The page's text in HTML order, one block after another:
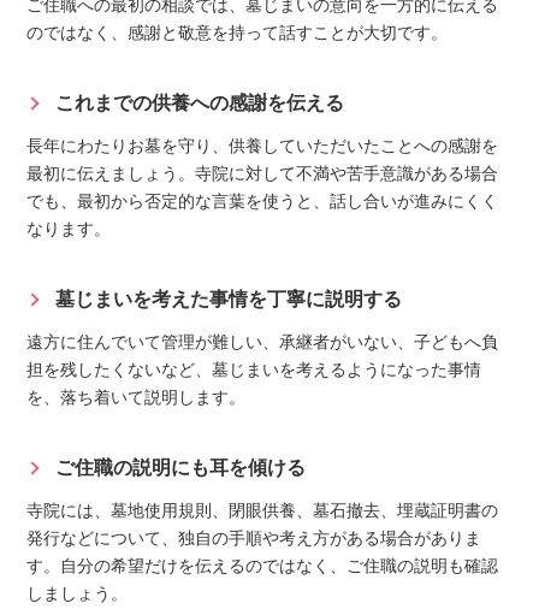
ご住職への最初の相談では、墓じまいの意向を一方的に伝える
のではなく、感謝と敬意を持って話すことが大切です。
これまでの供養への感謝を伝える
長年にわたりお墓を守り、供養していただいたことへの感謝を
最初に伝えましょう。寺院に対して不満や苦手意識がある場合
でも、最初から否定的な言葉を使うと、話し合いが進みにくく
なります。
墓じまいを考えた事情を丁寧に説明する
遠方に住んでいて管理が難しい、承継者がいない、子どもへ負
担を残したくないなど、墓じまいを考えるようになった事情
を、落ち着いて説明します。
ご住職の説明にも耳を傾ける
寺院には、墓地使用規則、閉眼供養、墓石撤去、埋蔵証明書の
発行などについて、独自の手順や考え方がある場合がありま
す。自分の希望だけを伝えるのではなく、ご住職の説明も確認
しましょう。